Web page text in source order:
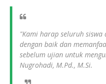
"Kami harap seluruh
dengan baik dan
sebelum ujian untuk
Nugrohadi, M.Pd., M.Si.